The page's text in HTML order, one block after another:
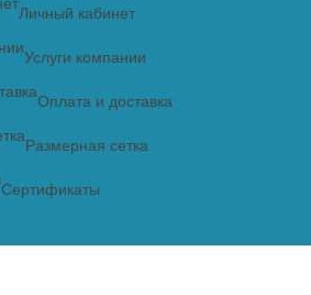
Личный кабинет
Услуги компании
Оплата и доставка
Размерная сетка
Сертификаты